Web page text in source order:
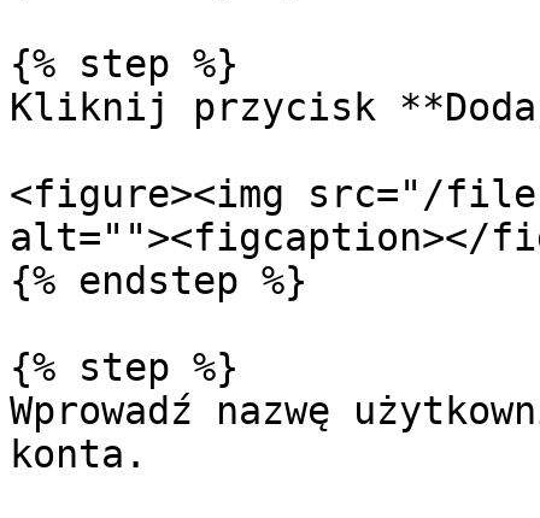
{% step %}
Kliknij przycisk
<figure><img src="/files/
alt=""><figcaption></
{% endstep %}
{% step %}
Wprowadź nazwę
konta.